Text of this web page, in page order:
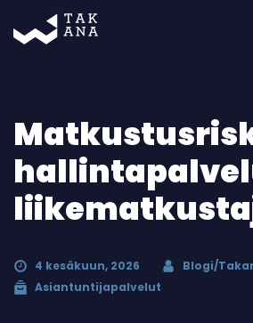
4 kesäkuun, 2026
Blogi/
Asiantuntijapalvelut